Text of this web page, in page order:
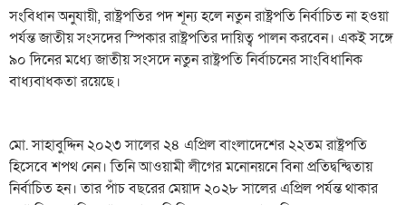
সংবিধান অনুযায়ী, রাষ্ট্রপতির পদ শূন্য হলে নতুন রাষ্ট্রপতি নির্বাচিত না হওয়া
পর্যন্ত জাতীয় সংসদের স্পিকার রাষ্ট্রপতির দায়িত্ব পালন করবেন। একই সঙ্গে
৯০ দিনের মধ্যে জাতীয় সংসদে নতুন রাষ্ট্রপতি নির্বাচনের সাংবিধানিক
বাধ্যবাধকতা রয়েছে।
মো. সাহাবুদ্দিন ২০২৩ সালের ২৪ এপ্রিল বাংলাদেশের ২২তম রাষ্ট্রপতি
হিসেবে শপথ নেন। তিনি আওয়ামী লীগের মনোনয়নে বিনা প্রতিদ্বন্দ্বিতায়
নির্বাচিত হন। তার পাঁচ বছরের মেয়াদ ২০২৮ সালের এপ্রিল পর্যন্ত থাকার